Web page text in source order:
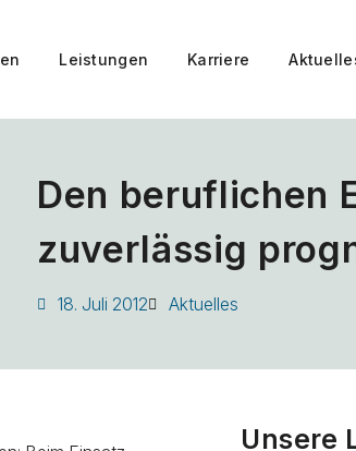
Leistungen Karriere
Den beruflichen
zuverlässig
18. Juli 2012 Aktuelles
Unsere